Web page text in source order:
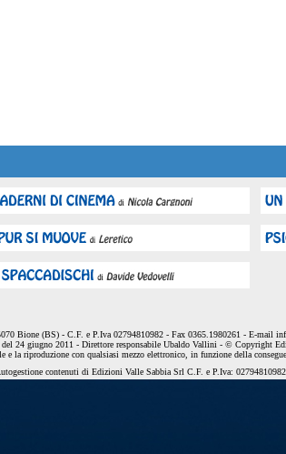
Bione (BS) - C.F. e P.Iva 02794810982 - Fax 0365.1980261 - E-mail
del 24 giugno 2011 - Direttore responsabile Ubaldo Vallini - © Copyright
e la riproduzione con qualsiasi mezzo elettronico, in funzione della
contenuti di Edizioni Valle Sabbia Srl C.F. e P.Iva: